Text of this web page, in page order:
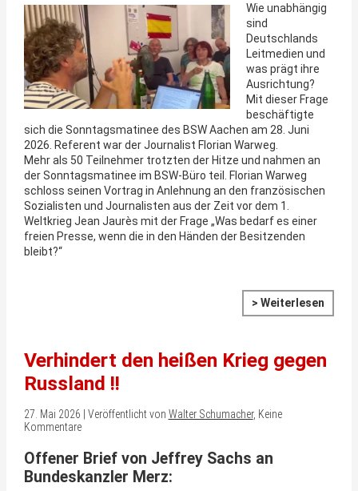
Wie unabhängig
sind
Deutschlands
Leitmedien und
was prägt ihre
Ausrichtung?
Mit dieser Frage
beschäftigte
sich die Sonntagsmatinee des BSW Aachen am 28. Juni
2026. Referent war der Journalist Florian Warweg.
Mehr als 50 Teilnehmer trotzten der Hitze und nahmen an
der Sonntagsmatinee im BSW-Büro teil. Florian Warweg
schloss seinen Vortrag in Anlehnung an den französischen
Sozialisten und Journalisten aus der Zeit vor dem 1.
Weltkrieg Jean Jaurès mit der Frage „Was bedarf es einer
freien Presse, wenn die in den Händen der Besitzenden
bleibt?“
> Weiterlesen
Verhindert den heißen Krieg gegen
Russland !!
27. Mai 2026 | Veröffentlicht von Walter Schumacher, Keine
Kommentare
Offener Brief von Jeffrey Sachs an
Bundeskanzler Merz: